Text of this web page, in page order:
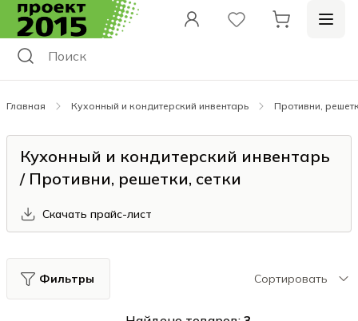
Главная Кухонный и кондитерский инвентарь Противни,
Кухонный и кондитерский инвентарь
/ Противни, решетки, сетки
Скачать прайс-лист
Фильтры Сортировать